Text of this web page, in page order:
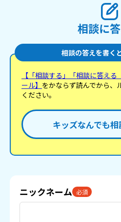
相談に
相談の答えを書く
【「相談する」「相談に答え
ール】 をかならず読んでから、
ください。
キッズなんでも相
ニックネーム 必須